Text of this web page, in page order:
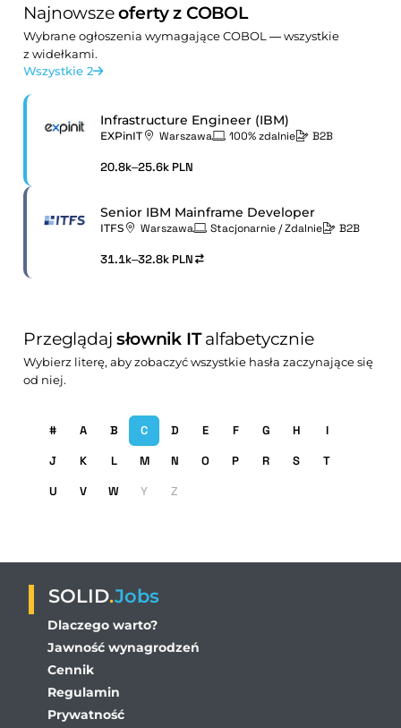
Najnowszeoferty z COBOL
Wybrane ogłoszenia wymagające COBOL — wszystkie
z widełkami.
Wszystkie 2
Infrastructure Engineer (IBM)
EXPinIT Warszawa 100% zdalnie B2B
20.8k–25.6k PLN
Senior IBM Mainframe Developer
ITFS Warszawa Stacjonarnie / Zdalnie B2B
31.1k–32.8k PLN
Przeglądajsłownik ITalfabetycznie
Wybierz literę, aby zobaczyć wszystkie hasła zaczynające się
od niej.
# A B C D E F G H
I
J
K L M N O P R S
T
U
V W Y Z
SOLID.Jobs
Dlaczego warto?
Jawność wynagrodzeń
Cennik
Regulamin
Prywatność